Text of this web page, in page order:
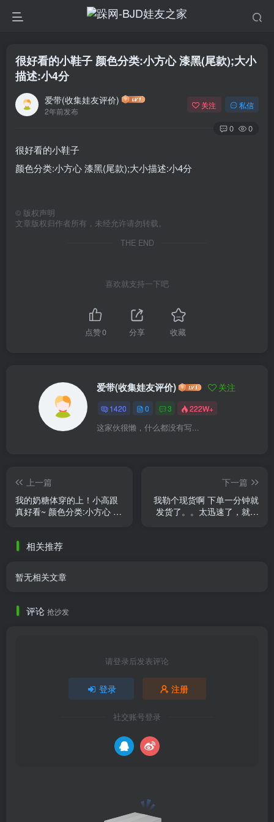
很好看的小鞋子 颜色分类:小方心 漆黑(尾款);大小
描述:小4分
爱带(收集娃友评价)
2年前发布
关注 私信
0 0
很好看的小鞋子
颜色分类:小方心 漆黑(尾款);大小描述:小4分
© 版权声明
文章版权归作者所有，未经允许请勿转载。
THE END
喜欢就支持一下吧
点赞0 分享 收藏
爱带(收集娃友评价) 关注
1420 0 3 222W+
这家伙很懒，什么都没有写...
上一篇
我的奶糖体穿的上！小高跟
真好看~ 颜色分类:小方心 漆
下一篇
我勒个现货啊 下单一分钟就
发货了。。太迅速了，就是
相关推荐
暂无相关文章
评论 抢沙发
请登录后发表评论
登录 注册
社交账号登录